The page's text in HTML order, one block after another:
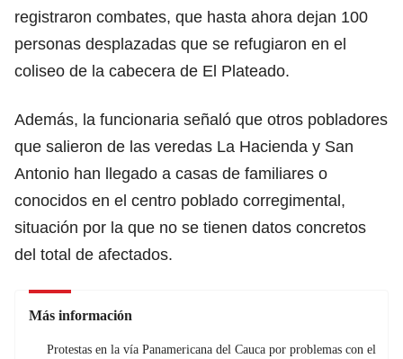
registraron combates, que hasta ahora dejan 100
personas desplazadas que se refugiaron en el
coliseo de la cabecera de El Plateado.
Además, la funcionaria señaló que otros pobladores
que salieron de las veredas La Hacienda y San
Antonio han llegado a casas de familiares o
conocidos en el centro poblado corregimental,
situación por la que no se tienen datos concretos
del total de afectados.
Más información
Protestas en la vía Panamericana del Cauca por problemas con el